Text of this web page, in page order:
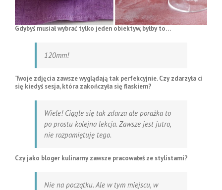
Gdybyś musiał wybrać tylko jeden obiektyw, byłby to…
120mm!
Twoje zdjęcia zawsze wyglądają tak perfekcyjnie. Czy zdarzyła ci
się kiedyś sesja, która zakończyła się fiaskiem?
Wiele! Ciągle się tak zdarza ale porażka to
po prostu kolejna lekcja. Zawsze jest jutro,
nie rozpamiętuję tego.
Czy jako bloger kulinarny zawsze pracowałeś ze stylistami?
Nie na początku. Ale w tym miejscu, w